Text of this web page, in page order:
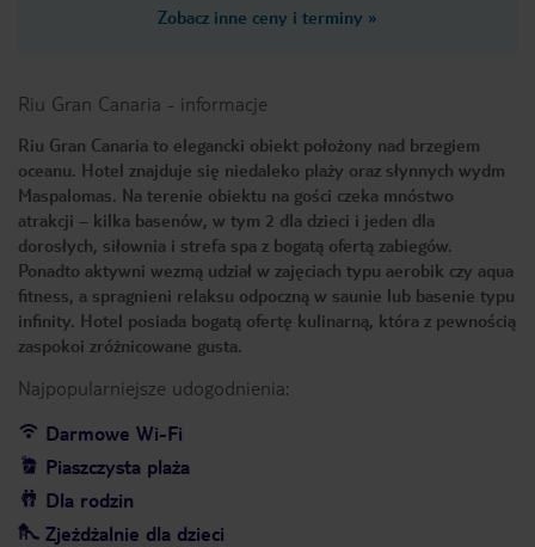
Zobacz inne ceny i terminy »
Riu Gran Canaria - informacje
Riu Gran Canaria to elegancki obiekt położony nad brzegiem
oceanu. Hotel znajduje się niedaleko plaży oraz słynnych wydm
Maspalomas. Na terenie obiektu na gości czeka mnóstwo
atrakcji – kilka basenów, w tym 2 dla dzieci i jeden dla
dorosłych, siłownia i strefa spa z bogatą ofertą zabiegów.
Ponadto aktywni wezmą udział w zajęciach typu aerobik czy aqua
fitness, a spragnieni relaksu odpoczną w saunie lub basenie typu
infinity. Hotel posiada bogatą ofertę kulinarną, która z pewnością
zaspokoi zróżnicowane gusta.
Najpopularniejsze udogodnienia:
Darmowe Wi-Fi
Piaszczysta plaża
Dla rodzin
Zjeżdżalnie dla dzieci